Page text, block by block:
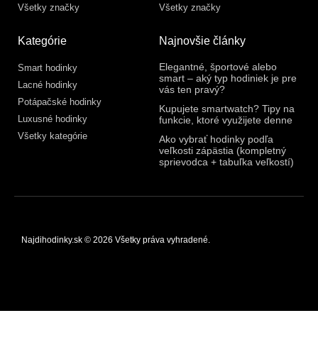
Všetky značky
Všetky značky
Kategórie
Smart hodinky
Lacné hodinky
Potápačské hodinky
Luxusné hodinky
Všetky kategórie
Najnovšie články
Elegantné, športové alebo
smart – aký typ hodiniek je pre
vás ten pravý?
Kupujete smartwatch? Tipy na
funkcie, ktoré využijete denne
Ako vybrať hodinky podľa
veľkosti zápästia (kompletný
sprievodca + tabuľka veľkostí)
Najdihodinky.sk © 2026 Všetky práva vyhradené.